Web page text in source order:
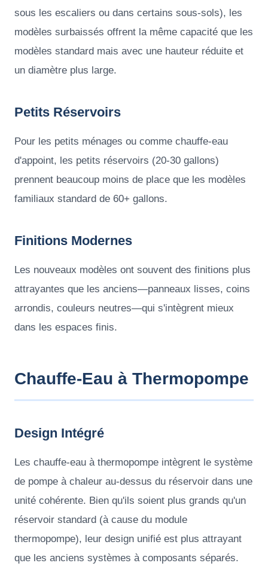
sous les escaliers ou dans certains sous-sols), les
modèles surbaissés offrent la même capacité que les
modèles standard mais avec une hauteur réduite et
un diamètre plus large.
Petits Réservoirs
Pour les petits ménages ou comme chauffe-eau
d'appoint, les petits réservoirs (20-30 gallons)
prennent beaucoup moins de place que les modèles
familiaux standard de 60+ gallons.
Finitions Modernes
Les nouveaux modèles ont souvent des finitions plus
attrayantes que les anciens—panneaux lisses, coins
arrondis, couleurs neutres—qui s'intègrent mieux
dans les espaces finis.
Chauffe-Eau à Thermopompe
Design Intégré
Les chauffe-eau à thermopompe intègrent le système
de pompe à chaleur au-dessus du réservoir dans une
unité cohérente. Bien qu'ils soient plus grands qu'un
réservoir standard (à cause du module
thermopompe), leur design unifié est plus attrayant
que les anciens systèmes à composants séparés.